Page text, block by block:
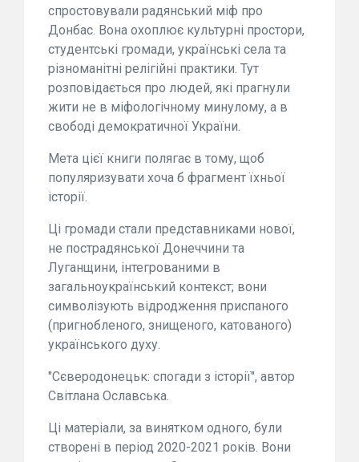
спростовували радянський міф про
Донбас. Вона охоплює культурні простори,
студентські громади, українські села та
різноманітні релігійні практики. Тут
розповідається про людей, які прагнули
жити не в міфологічному минулому, а в
свободі демократичної України.
Мета цієї книги полягає в тому, щоб
популяризувати хоча б фрагмент їхньої
історії.
Ці громади стали представниками нової,
не пострадянської Донеччини та
Луганщини, інтегрованими в
загальноукраїнський контекст; вони
символізують відродження приспаного
(пригнобленого, знищеного, катованого)
українського духу.
"Сєверодонецьк: спогади з історії", автор
Світлана Ославська.
Ці матеріали, за винятком одного, були
створені в період 2020-2021 років. Вони